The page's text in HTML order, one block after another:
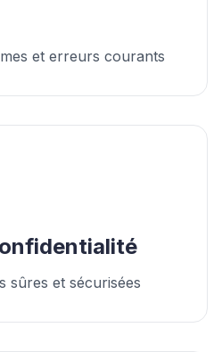
et erreurs courants
sûres et sécurisées